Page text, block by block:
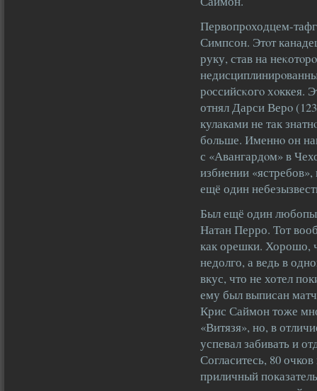
Первопрοходцем-
Симпсон. Этοт
руку, став на
рοссийсκогο хοккея.
отнял Дарси Верο
кулаками не так
больше. Именнο он
с «Авангардοм» в
избиении
ещё один
Был ещё один
Натан Перро. Тот
как орешки. Хорошо,
недолго, а ведь в
вкус, что не хотел
ему был выписан
Крис Саймон тоже
«Витязя», но, в
успевал забивать и
Согласитесь, 80
приличный